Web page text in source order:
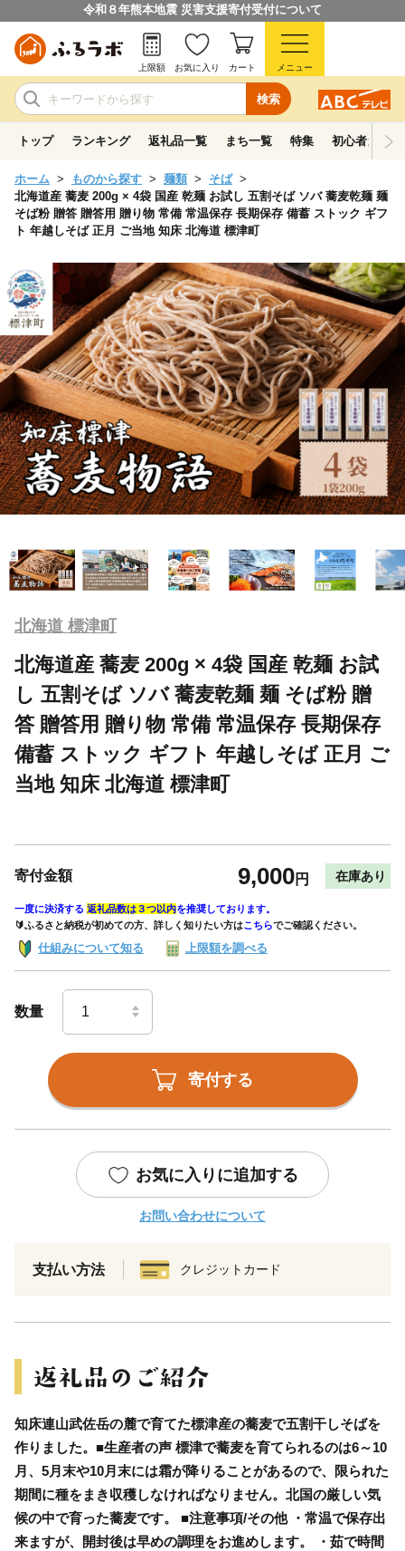
令和８年熊本地震 災害支援寄付受付について
検索
上限額 お気に入り カート メニュー
トップ ランキング 返礼品一覧 まち一覧 特集 初心者ガイド
ホーム ものから探す 麺類
そば
北海道産 蕎麦 200g × 4袋 国産 乾麺 お試し 五割そば ソバ 蕎麦乾麺 麺
そば粉 贈答 贈答用 贈り物 常備 常温保存 長期保存 備蓄 ストック ギフ
ト 年越しそば 正月 ご当地 知床 北海道 標津町
北海道 標津町
北海道産 蕎麦 200g × 4袋 国産 乾麺 お試
し 五割そば ソバ 蕎麦乾麺 麺 そば粉 贈
答 贈答用 贈り物 常備 常温保存 長期保存
備蓄 ストック ギフト 年越しそば 正月 ご
当地 知床 北海道 標津町
寄付金額 9,000円 在庫あり
一度に決済する 返礼品数は３つ以内を推奨しております。
🔰ふるさと納税が初めての方、詳しく知りたい方はこちらでご確認ください。
仕組みについて知る 上限額を調べる
数量
寄付する
お気に入りに追加する
お問い合わせについて
支払い方法 クレジットカード
知床連山武佐岳の麓で育てた標津産の蕎麦で五割干しそばを
作りました。■生産者の声 標津で蕎麦を育てられるのは6～10
月、5月末や10月末には霜が降りることがあるので、限られた
期間に種をまき収穫しなければなりません。北国の厳しい気
候の中で育った蕎麦です。 ■注意事項/その他 ・常温で保存出
来ますが、開封後は早めの調理をお進めします。 ・茹で時間